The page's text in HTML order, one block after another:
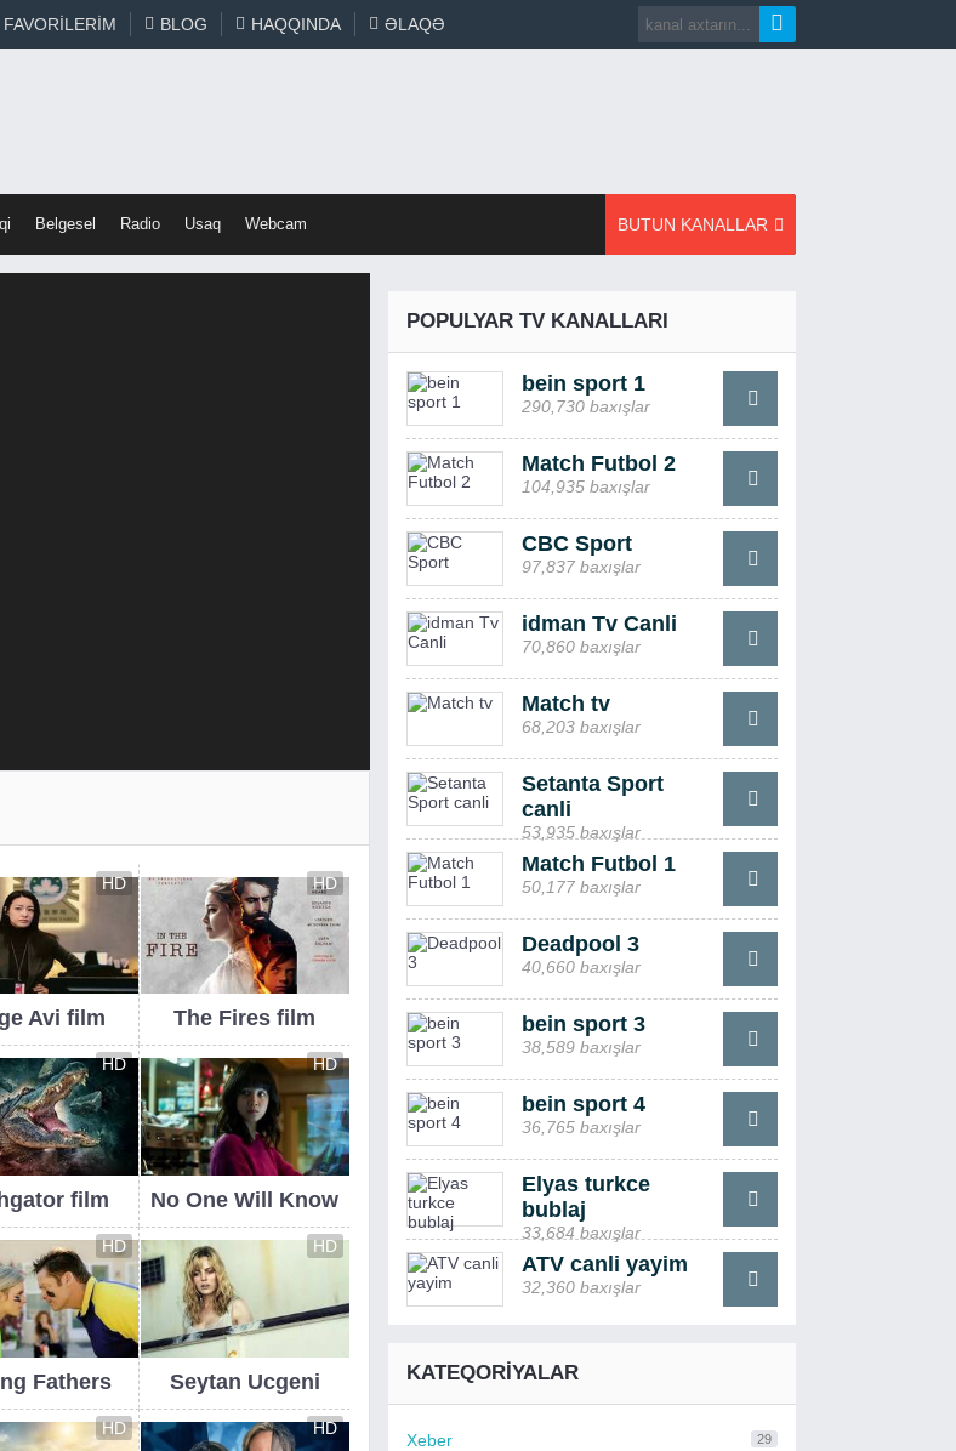
FAVORILERIM BLOG HAQQINDA ƏLAQƏ
Belgesel Radio Usaq Webcam BUTUN KANALLAR
HD
Avi film
HD
The Fires film
HD
film
HD
No One Will Know
HD
Fathers
HD
Seytan Ucgeni
HD HD
POPULYAR TV KANALLARI
bein sport 1
290,730 baxışlar
Match Futbol 2
104,935 baxışlar
CBC Sport
97,837 baxışlar
idman Tv Canli
70,860 baxışlar
Match tv
68,203 baxışlar
Setanta Sport
canli
53,935 baxışlar
Match Futbol 1
50,177 baxışlar
Deadpool 3
40,660 baxışlar
bein sport 3
38,589 baxışlar
bein sport 4
36,765 baxışlar
Elyas turkce
bublaj
33,684 baxışlar
ATV canli yayim
32,360 baxışlar
KATEQORIYALAR
Xeber 29